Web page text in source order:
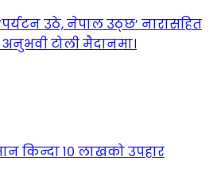
‘पर्यटन उठे, नेपाल उठ्छ’ नारासहित
टोली मैदानमा।
किन्दा १० लाखको उपहार